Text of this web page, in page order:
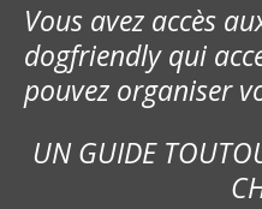
Vous avez accès
dogfriendly qui
pouvez organiser
UN GUIDE